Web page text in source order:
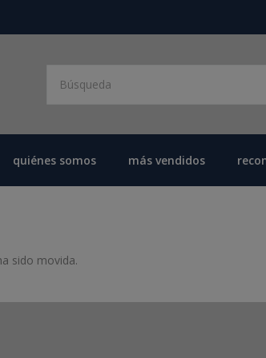
quiénes somos más vendidos
sido movida.